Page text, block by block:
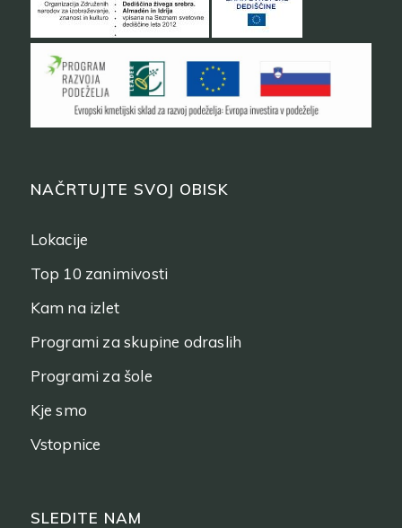
NAČRTUJTE SVOJ OBISK
Lokacije
Top 10 zanimivosti
Kam na izlet
Programi za skupine odraslih
Programi za šole
Kje smo
Vstopnice
SLEDITE NAM